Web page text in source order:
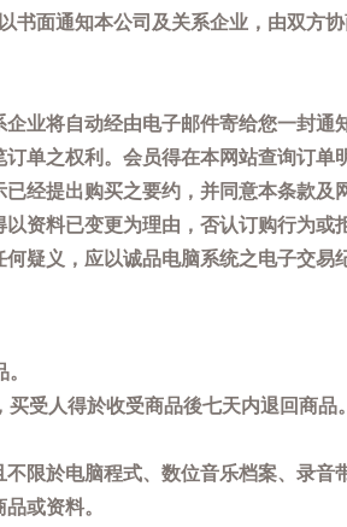
面通知本公司及关系企业，由双方
业将自动经由电子邮件寄给您一封
单之权利。会员得在本网站查询订单
经提出购买之要约，并同意本条款
资料已变更为理由，否认订购行为或
疑义，应以诚品电脑系统之电子交
受人得於收受商品後七天内退回商
限於电脑程式、数位音乐档案、录音
或资料。